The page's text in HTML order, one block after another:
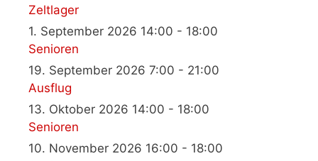
Zeltlager
1. September 2026 14:00 - 18:00
Senioren
19. September 2026 7:00 - 21:00
Ausflug
13. Oktober 2026 14:00 - 18:00
Senioren
10. November 2026 16:00 - 18:00